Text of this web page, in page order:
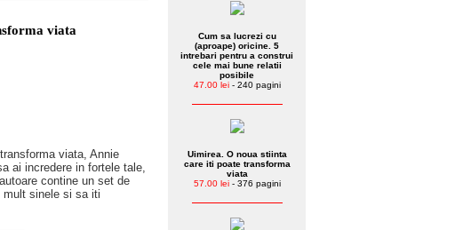
viata
viata, Annie
ai incredere in fortele tale,
contine un set de
sinele si sa iti
Cum sa lucrezi cu
(aproape) oricine. 5
intrebari pentru a construi
cele mai bune relatii
posibile
47.00 lei- 240 pagini
Uimirea. O noua stiinta
care iti poate transforma
viata
57.00 lei- 376 pagini